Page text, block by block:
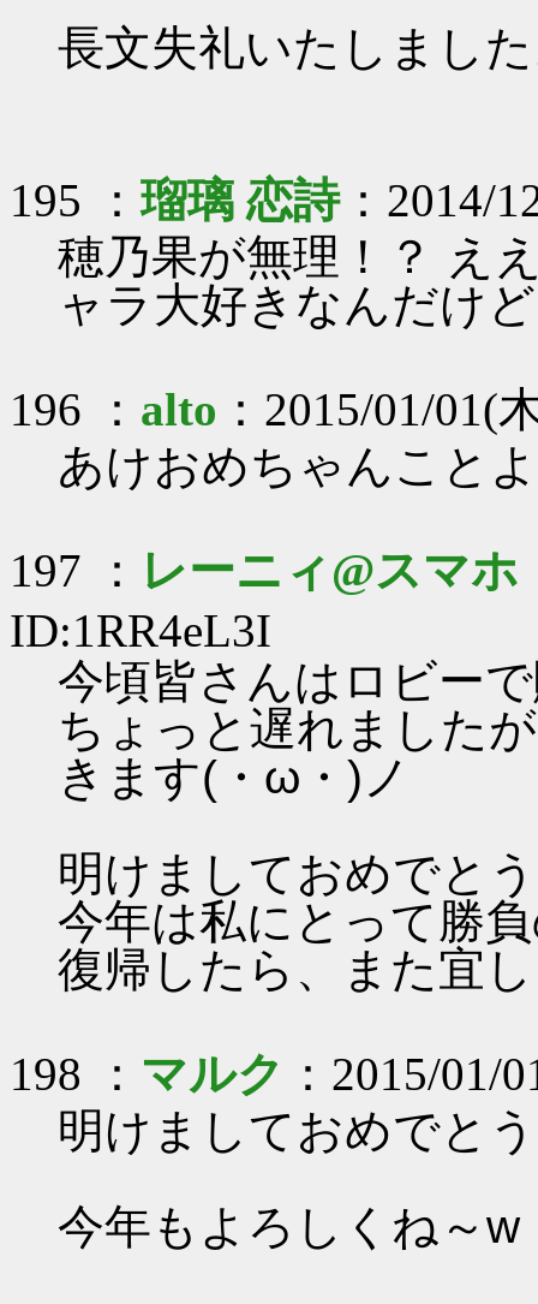
長文失礼いたしまし
195 ：瑠璃 恋詩：2014/
穂乃果が無理！？ え
ャラ大好きなんだけ
196 ： alto ：2015/01/01(
あけおめちゃんこと
197 ： レーニィ@スマホ
ID:1RR4eL3I
今頃皆さんはロビー
ちょっと遅れました
きます(・ω・)ノ
明けましておめで
今年は私にとって勝
復帰したら、また宜
198 ： マルク ：2015/01/
明けましておめでと
今年もよろしくね～w